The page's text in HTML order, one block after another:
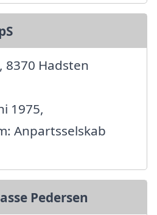
8370 Hadsten
1975,
Anpartsselskab
Pedersen